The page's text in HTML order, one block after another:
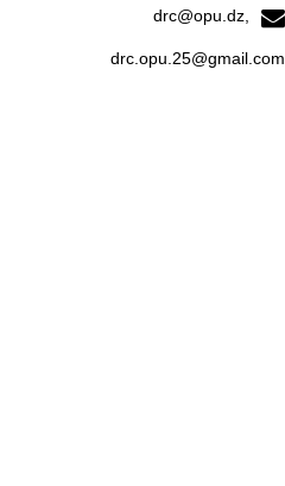
drc@opu.dz,
drc.opu.25@gmail.com